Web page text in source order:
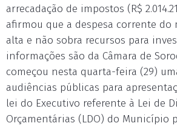
arrecadação de impostos (R$
afirmou que a despesa corrente
alta e não sobra recursos para
informações são da Câmara de
começou nesta quarta-feira (29)
audiências públicas para
lei do Executivo referente à Lei de
Orçamentárias (LDO) do Município